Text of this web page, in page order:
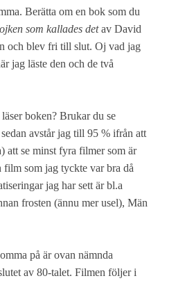
Berätta om en bok som du
som kallades detav David
och blev fri till slut. Oj vad jag
jag läste den och de två
boken? Brukar du se
avstår jag till 95 % ifrån att
att se minst fyra filmer som är
film som jag tyckte var bra då
jag har sett är bl.a
frosten (ännu mer usel), Män
på är ovan nämnda
av 80-talet. Filmen följer i